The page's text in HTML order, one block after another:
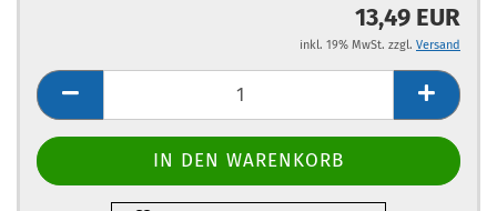
13,49 EUR
inkl. 19% MwSt. zzgl. Versand